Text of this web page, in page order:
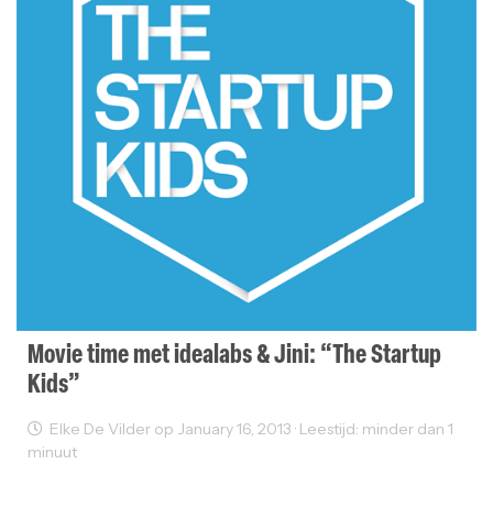
Movie time met idealabs & Jini: “The Startup
Kids”
Elke De Vilder op January 16, 2013 · Leestijd: minder dan 1
minuut